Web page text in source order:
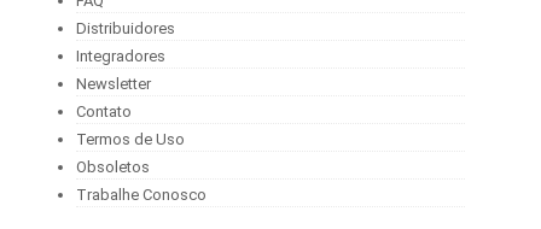
Distribuidores
Integradores
Newsletter
Contato
Termos de Uso
Obsoletos
Trabalhe Conosco